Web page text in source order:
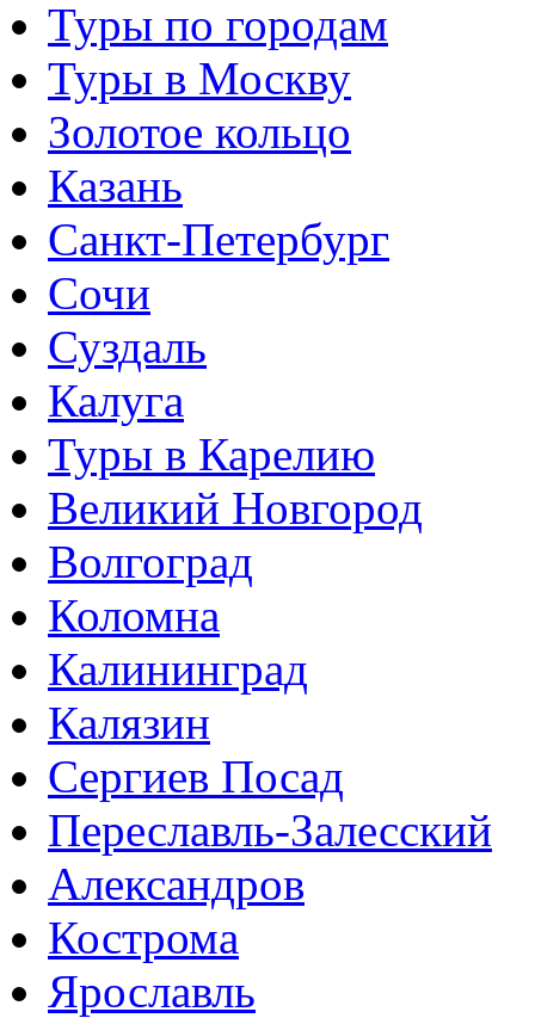
Туры по городам
Туры в Москву
Золотое кольцо
Казань
Санкт-Петербург
Сочи
Суздаль
Калуга
Туры в Карелию
Великий Новгород
Волгоград
Коломна
Калининград
Калязин
Сергиев Посад
Переславль-Залесский
Александров
Кострома
Ярославль